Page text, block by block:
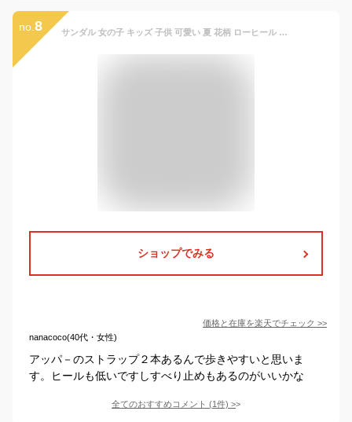
no. 8 サンダル 女の子 キッズ 子供 可愛い 夏 花柄 ローヒール エナメル 疲れない 痛くない 滑り止め 履きやすい おしゃれ ゴム 夏用 子供靴 キッズシューズ 女の子 靴 キッズ シューズ 女の子 ジュニア 女の子サンダル
ショップでみる
価格と在庫を楽天でチェック >>
nanacoco(40代・女性)
アッパ－のストラップ２本あるんで歩きやすいと思いま
す。ヒールも低いですしすべり止めもあるのがいいかな
全てのおすすめコメント (1件) >